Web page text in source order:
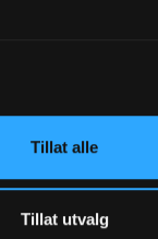
Tillat alle
Tillat utvalg